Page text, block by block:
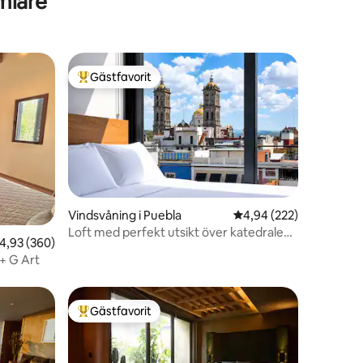
av 5 i genomsnittligt betyg, 360 omdömen
4,93 (360)
G Art
Populär gästfavorit
Gästfavorit
Vindsvåning i Puebla 4,94 av 5 i
4,94 (222)
Loft med perfekt utsikt över katedralen
Populär gästfavorit
Gästfavorit